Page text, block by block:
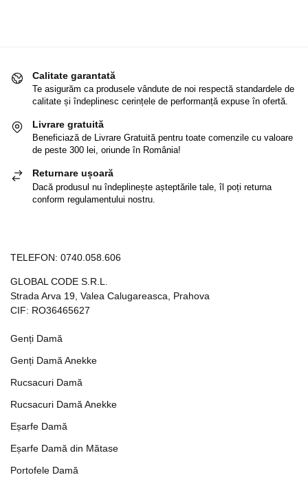
Calitate garantată
Te asigurăm ca produsele vândute de noi respectă standardele de
calitate și îndeplinesc cerințele de performanță expuse în ofertă.
Livrare gratuită
Beneficiază de Livrare Gratuită pentru toate comenzile cu valoare
de peste 300 lei, oriunde în România!
Returnare ușoară
Dacă produsul nu îndeplinește așteptările tale, îl poți returna
conform regulamentului nostru.
TELEFON: 0740.058.606
GLOBAL CODE S.R.L.
Strada Arva 19, Valea Calugareasca, Prahova
CIF: RO36465627
Genți Damă
Genți Damă Anekke
Rucsacuri Damă
Rucsacuri Damă Anekke
Eșarfe Damă
Eșarfe Damă din Mătase
Portofele Damă